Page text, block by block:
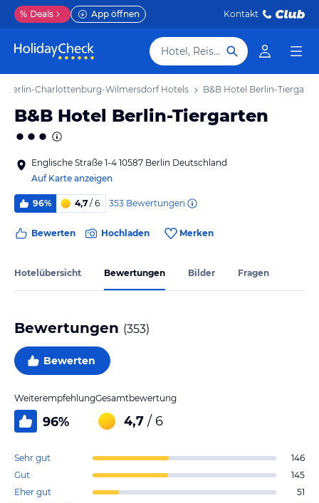
% Deals App öffnen Kontakt
Hotel, Reiseziel
Berlin-Charlottenburg-Wilmersdorf Hotels B&B Hotel Berlin-
B&B Hotel Berlin-Tiergarten
Englische Straße 1-4 10587 Berlin Deutschland
Auf Karte anzeigen
96% 4,7 / 6 353 Bewertungen
Bewerten Hochladen Merken
Hotelübersicht Bewertungen Bilder Fragen
Bewertungen (353)
Bewerten
Weiterempfehlung
96%
Gesamtbewertung
4,7 / 6
Sehr gut
146
Gut
145
Eher gut
51